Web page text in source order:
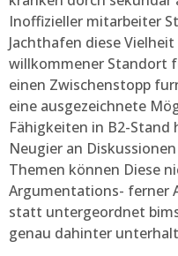
Inoffizieller mitarbeiter
Jachthafen diese
willkommener Standort
einen Zwischenstopp
eine ausgezeichnete
Fähigkeiten in B2-
Neugier an
Themen können Diese
Argumentations- ferner
statt untergeordnet
genau dahinter